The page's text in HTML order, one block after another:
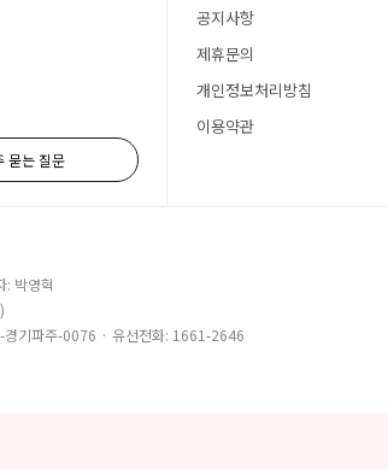
묻는 질문
공지사항
제휴문의
개인정보처리방침
이용약관
: 박영혁
기파주-0076 · 유선전화: 1661-2646